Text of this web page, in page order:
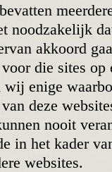
nood­zakelijk
akkoord
die sites op
wij enige
deze
nooit
in het kader
websites.